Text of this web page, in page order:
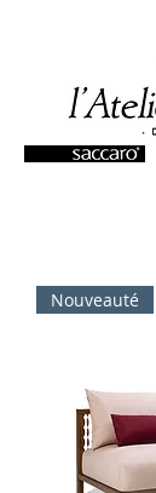
Nouveauté